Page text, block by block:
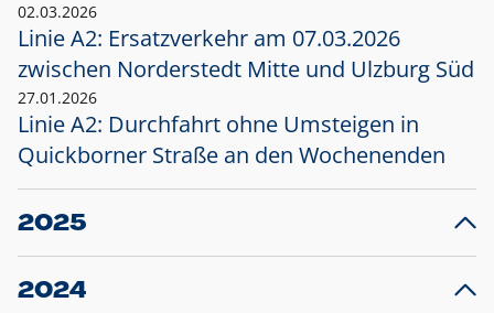
02.03.2026
Linie A2: Ersatzverkehr am 07.03.2026
zwischen Norderstedt Mitte und Ulzburg Süd
27.01.2026
Linie A2: Durchfahrt ohne Umsteigen in
Quickborner Straße an den Wochenenden
2025
23.12.2025
Projekt S5: Start der Bauarbeiten am
2024